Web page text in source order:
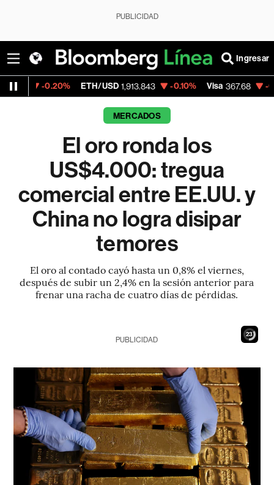
PUBLICIDAD
Ingresar
ETH/USD 1,913.843 -0.10% Visa 367.68 -0.23%
MERCADOS
El oro ronda los
US$4.000: tregua
comercial entre EE.UU. y
China no logra disipar
temores
El oro al contado cayó hasta un 0,8% el viernes,
después de subir un 2,4% en la sesión anterior para
frenar una racha de cuatro días de pérdidas.
21
PUBLICIDAD